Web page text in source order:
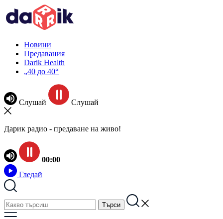
Новини
Предавания
Darik Health
„40 до 40“
Слушай Слушай
Дарик радио - предаване на живо!
00:00
Гледай